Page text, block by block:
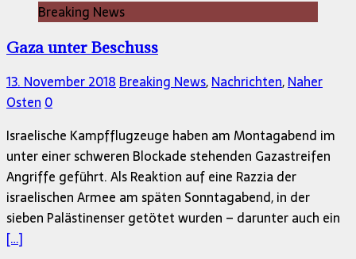
Breaking News
Gaza unter Beschuss
13. November 2018Breaking News,Nachrichten,Naher
Osten0
Israelische Kampfflugzeuge haben am Montagabend im
unter einer schweren Blockade stehenden Gazastreifen
Angriffe geführt. Als Reaktion auf eine Razzia der
israelischen Armee am späten Sonntagabend, in der
sieben Palästinenser getötet wurden – darunter auch ein
[…]